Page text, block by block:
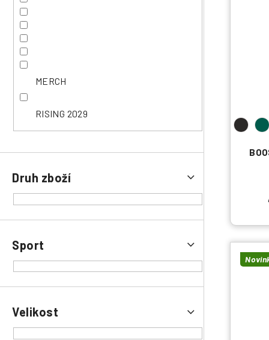
MERCH
RISING 2029
Druh zboží
Sport
Velikost